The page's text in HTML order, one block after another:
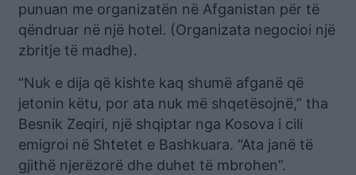
punuan me organizatën në Afganistan për të
qëndruar në një hotel. (Organizata negocioi një
zbritje të madhe).
“Nuk e dija që kishte kaq shumë afganë që
jetonin këtu, por ata nuk më shqetësojnë,” tha
Besnik Zeqiri, një shqiptar nga Kosova i cili
emigroi në Shtetet e Bashkuara. “Ata janë të
gjithë njerëzorë dhe duhet të mbrohen”.